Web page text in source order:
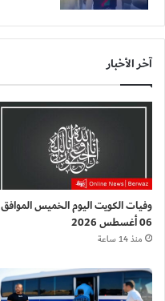
آخر الأخبار
وفيات الكويت اليوم الخميس الموافق
06 أغسطس 2026
منذ 14 ساعة